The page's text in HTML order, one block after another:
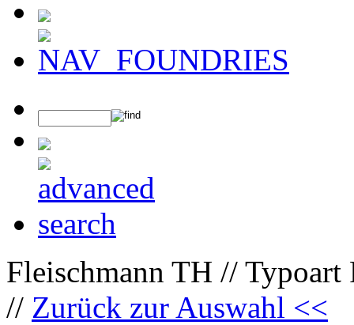
Fleischmann TH // Typoart
// Zurück zur Auswahl <<